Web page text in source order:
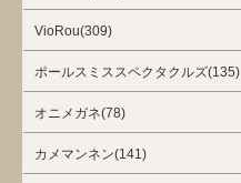
VioRou(309)
ポールスミススペクタクルズ(135)
オニメガネ(78)
カメマンネン(141)